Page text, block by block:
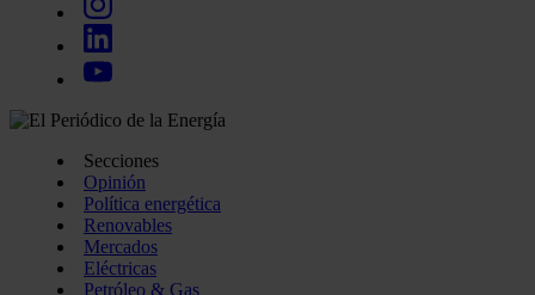
Secciones
Opinión
Política energética
Renovables
Mercados
Eléctricas
Petróleo & Gas